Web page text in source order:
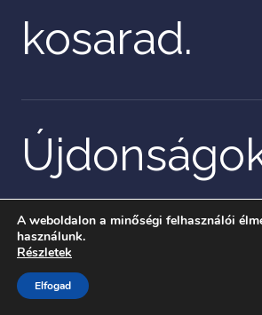
kosarad.
A weboldalon a minőségi felhasználói
használunk.
Részletek
Elfogad